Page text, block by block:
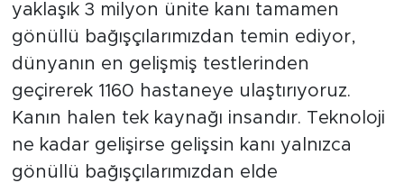
yaklaşık 3 milyon ünite kanı tamamen
gönüllü bağışçılarımızdan temin ediyor,
dünyanın en gelişmiş testlerinden
geçirerek 1160 hastaneye ulaştırıyoruz.
Kanın halen tek kaynağı insandır. Teknoloji
ne kadar gelişirse gelişsin kanı yalnızca
gönüllü bağışçılarımızdan elde